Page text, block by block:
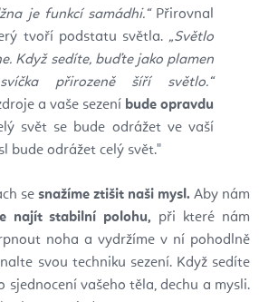
je funkcí samádhi.“Přirovnal
tvoří podstatu světla. „Světlo
Když sedíte, buďte jako plamen
přirozeně šíří světlo.“
a vaše sezení bude opravdu
svět se bude odrážet ve vaší
bude odrážet celý svět."
se snažíme ztišit naši mysl. Aby nám
najít stabilní polohu, při které nám
noha a vydržíme v ní pohodlně
svou techniku sezení. Když sedíte
sjednocení vašeho těla, dechu a mysli.